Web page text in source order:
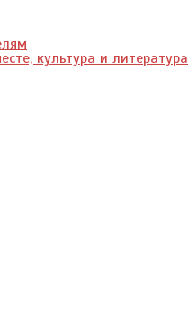
культура и литература